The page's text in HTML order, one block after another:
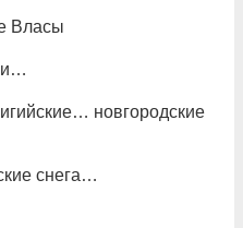
Власы
новгородские
снега…